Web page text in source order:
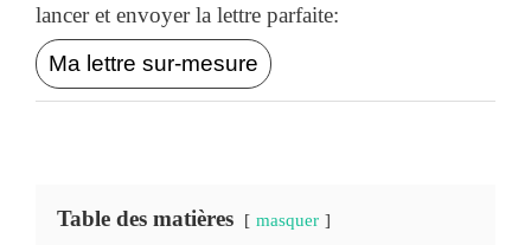
lancer et envoyer la lettre parfaite:
Ma lettre sur-mesure
Table des matières masquer